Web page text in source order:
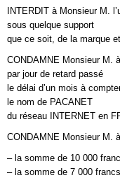
INTERDIT à Monsieur M.
sous quelque support
que ce soit, de la marque
CONDAMNE Monsieur M.
par jour de retard passé
le délai d’un mois à
le nom de PACANET
du réseau INTERNET en
CONDAMNE Monsieur M.
– la somme de 10 000
– la somme de 7 000